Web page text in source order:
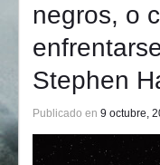
negros, o
Stephen
Publicado en 9 octubre,